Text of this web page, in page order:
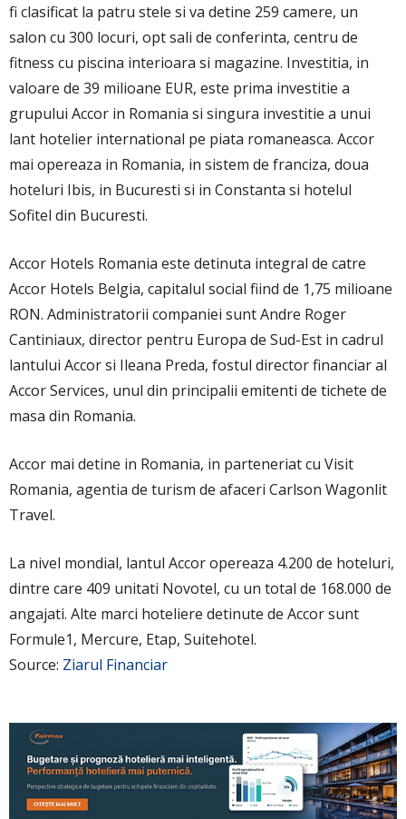
fi clasificat la patru stele si va detine 259 camere, un
salon cu 300 locuri, opt sali de conferinta, centru de
fitness cu piscina interioara si magazine. Investitia, in
valoare de 39 milioane EUR, este prima investitie a
grupului Accor in Romania si singura investitie a unui
lant hotelier international pe piata romaneasca. Accor
mai opereaza in Romania, in sistem de franciza, doua
hoteluri Ibis, in Bucuresti si in Constanta si hotelul
Sofitel din Bucuresti.
Accor Hotels Romania este detinuta integral de catre
Accor Hotels Belgia, capitalul social fiind de 1,75 milioane
RON. Administratorii companiei sunt Andre Roger
Cantiniaux, director pentru Europa de Sud-Est in cadrul
lantului Accor si Ileana Preda, fostul director financiar al
Accor Services, unul din principalii emitenti de tichete de
masa din Romania.
Accor mai detine in Romania, in parteneriat cu Visit
Romania, agentia de turism de afaceri Carlson Wagonlit
Travel.
La nivel mondial, lantul Accor opereaza 4.200 de hoteluri,
dintre care 409 unitati Novotel, cu un total de 168.000 de
angajati. Alte marci hoteliere detinute de Accor sunt
Formule1, Mercure, Etap, Suitehotel.
Source: Ziarul Financiar